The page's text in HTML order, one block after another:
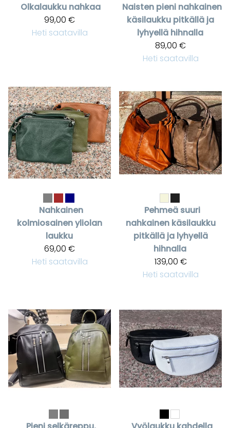
Olkalaukku nahkaa
99,00 €
Heti saatavilla
Naisten pieni nahkainen
käsilaukku pitkällä ja
lyhyellä hihnalla
89,00 €
Heti saatavilla
Nahkainen
kolmiosainen yliolan
laukku
69,00 €
Heti saatavilla
Pehmeä suuri
nahkainen käsilaukku
pitkällä ja lyhyellä
hihnalla
139,00 €
Heti saatavilla